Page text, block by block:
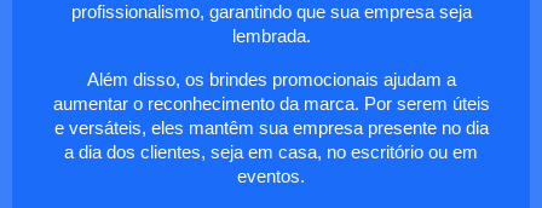
profissionalismo, garantindo que sua empresa seja
lembrada.
Além disso, os brindes promocionais ajudam a
aumentar o reconhecimento da marca. Por serem úteis
e versáteis, eles mantêm sua empresa presente no dia
a dia dos clientes, seja em casa, no escritório ou em
eventos.